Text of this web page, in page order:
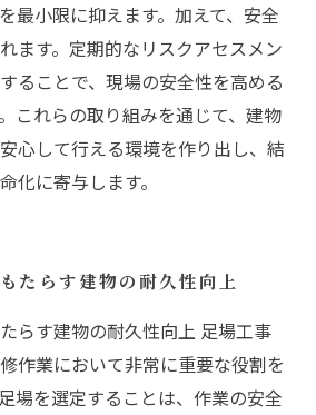
最小限に抑えます。加えて、安全
ます。定期的なリスクアセスメン
ることで、現場の安全性を高める
これらの取り組みを通じて、建物
心して行える環境を作り出し、結
化に寄与します。
たらす建物の耐久性向上
らす建物の耐久性向上 足場工事
作業において非常に重要な役割を
場を選定することは、作業の安全